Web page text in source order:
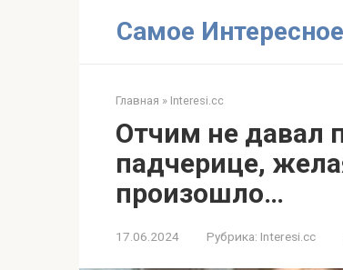
Самое Интересное
Главная » Interesi.cc
Отчим не давал
падчерице,
произошло…
17.06.2024 Рубрика: Interesi.cc